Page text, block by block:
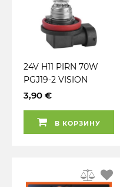
24V H11 PIRN 70W
PGJ19-2 VISION
3,90 €
В КОРЗИНУ